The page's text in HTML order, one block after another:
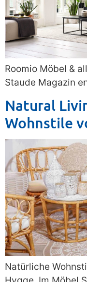
Roomio Möbel &
Staude Magazin
Natural
Wohnstile
Natürliche